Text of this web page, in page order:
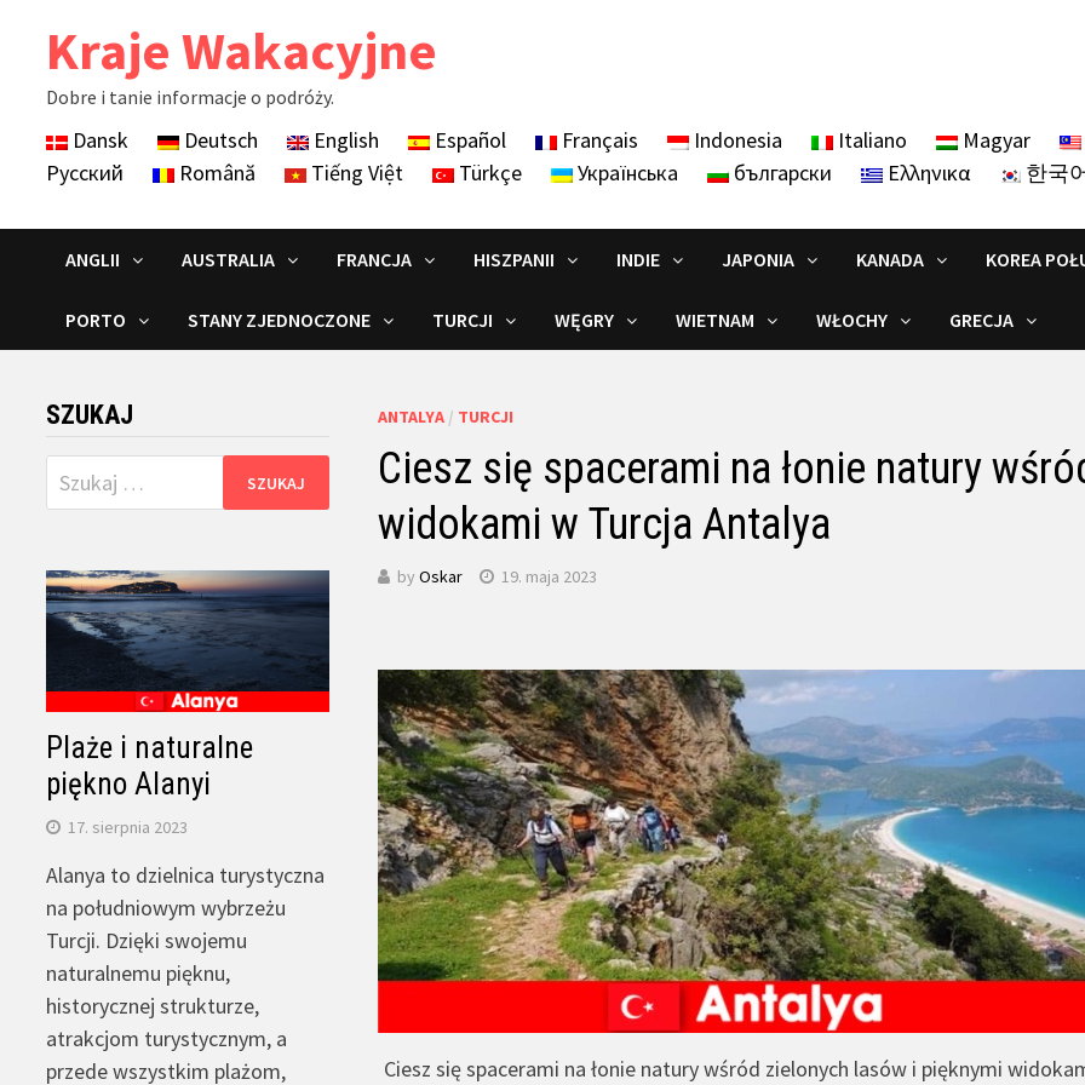
Kraje Wakacyjne
Dobre i tanie informacje o podróży.
Dansk Deutsch English Español Français Indonesia Italiano Magyar
Русский
Română Tiếng Việt Türkçe Українська български Ελληνικα 한국
ANGLII AUSTRALIA FRANCJA HISZPANII INDIE JAPONIA KANADA KOREA
PORTO STANY ZJEDNOCZONE TURCJI WĘGRY WIETNAM WŁOCHY GRECJA
ANTALYA/ TURCJI
Ciesz się spacerami na łonie natury
widokami w Turcja Antalya
by Oskar 19. maja 2023
Ciesz się spacerami na łonie natury wśród zielonych lasów i pięknymi
SZUKAJ
Szukaj:
Plaże i naturalne
piękno Alanyi
17. sierpnia 2023
Alanya to dzielnica turystyczna
na południowym wybrzeżu
Turcji. Dzięki swojemu
naturalnemu pięknu,
historycznej strukturze,
atrakcjom turystycznym, a
przede wszystkim plażom,